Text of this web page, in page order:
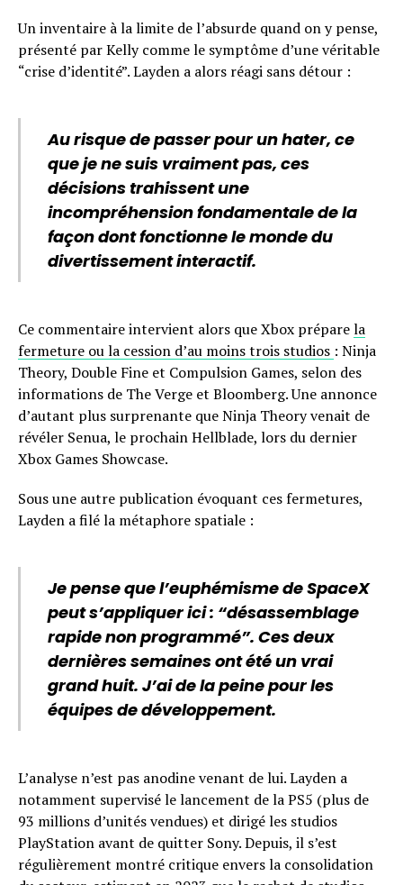
Un inventaire à la limite de l’absurde quand on y pense,
présenté par Kelly comme le symptôme d’une véritable
“crise d’identité”. Layden a alors réagi sans détour :
Au risque de passer pour un hater, ce
que je ne suis vraiment pas, ces
décisions trahissent une
incompréhension fondamentale de la
façon dont fonctionne le monde du
divertissement interactif.
Ce commentaire intervient alors que Xbox préparela
fermeture ou la cession d’au moins trois studios : Ninja
Theory, Double Fine et Compulsion Games, selon des
informations de The Verge et Bloomberg. Une annonce
d’autant plus surprenante que Ninja Theory venait de
révéler Senua, le prochain Hellblade, lors du dernier
Xbox Games Showcase.
Sous une autre publication évoquant ces fermetures,
Layden a filé la métaphore spatiale :
Je pense que l’euphémisme de SpaceX
peut s’appliquer ici : “désassemblage
rapide non programmé”. Ces deux
dernières semaines ont été un vrai
grand huit. J’ai de la peine pour les
équipes de développement.
L’analyse n’est pas anodine venant de lui. Layden a
notamment supervisé le lancement de la PS5 (plus de
93 millions d’unités vendues) et dirigé les studios
PlayStation avant de quitter Sony. Depuis, il s’est
régulièrement montré critique envers la consolidation